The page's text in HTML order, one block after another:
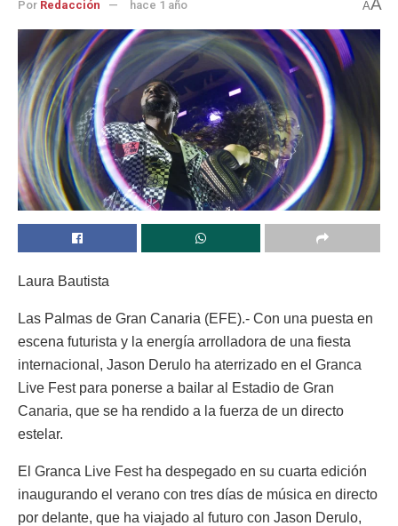
Por Redacción hace 1 año A
Laura Bautista
Las Palmas de Gran Canaria (EFE).- Con una puesta en
escena futurista y la energía arrolladora de una fiesta
internacional, Jason Derulo ha aterrizado en el Granca
Live Fest para ponerse a bailar al Estadio de Gran
Canaria, que se ha rendido a la fuerza de un directo
estelar.
El Granca Live Fest ha despegado en su cuarta edición
inaugurando el verano con tres días de música en directo
por delante, que ha viajado al futuro con Jason Derulo,